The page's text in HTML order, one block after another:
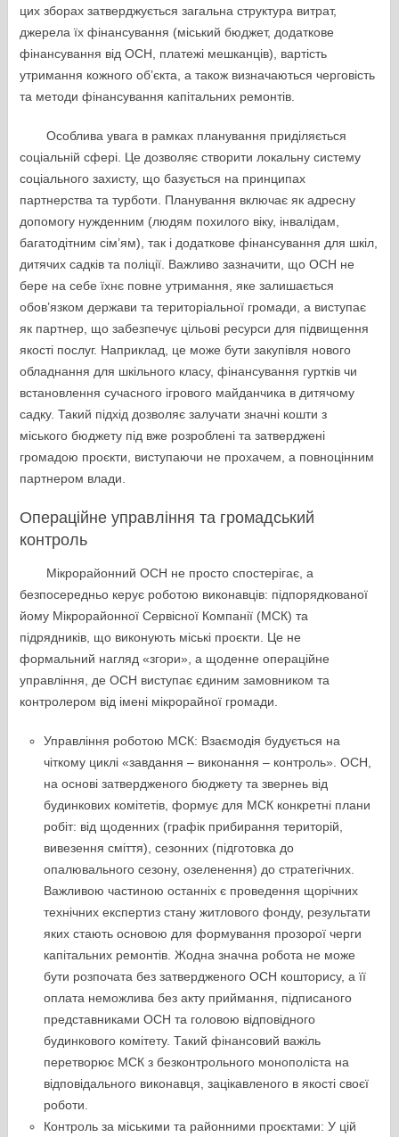
цих зборах затверджується загальна структура витрат,
джерела їх фінансування (міський бюджет, додаткове
фінансування від ОСН, платежі мешканців), вартість
утримання кожного об’єкта, а також визначаються черговість
та методи фінансування капітальних ремонтів.
Особлива увага в рамках планування приділяється
соціальній сфері. Це дозволяє створити локальну систему
соціального захисту, що базується на принципах
партнерства та турботи. Планування включає як адресну
допомогу нужденним (людям похилого віку, інвалідам,
багатодітним сім’ям), так і додаткове фінансування для шкіл,
дитячих садків та поліції. Важливо зазначити, що ОСН не
бере на себе їхнє повне утримання, яке залишається
обов’язком держави та територіальної громади, а виступає
як партнер, що забезпечує цільові ресурси для підвищення
якості послуг. Наприклад, це може бути закупівля нового
обладнання для шкільного класу, фінансування гуртків чи
встановлення сучасного ігрового майданчика в дитячому
садку. Такий підхід дозволяє залучати значні кошти з
міського бюджету під вже розроблені та затверджені
громадою проєкти, виступаючи не прохачем, а повноцінним
партнером влади.
Операційне управління та громадський
контроль
Мікрорайонний ОСН не просто спостерігає, а
безпосередньо керує роботою виконавців: підпорядкованої
йому Мікрорайонної Сервісної Компанії (МСК) та
підрядників, що виконують міські проєкти. Це не
формальний нагляд «згори», а щоденне операційне
управління, де ОСН виступає єдиним замовником та
контролером від імені мікрорайної громади.
Управління роботою МСК: Взаємодія будується на
чіткому циклі «завдання – виконання – контроль». ОСН,
на основі затвердженого бюджету та звернеь від
будинкових комітетів, формує для МСК конкретні плани
робіт: від щоденних (графік прибирання територій,
вивезення сміття), сезонних (підготовка до
опалювального сезону, озеленення) до стратегічних.
Важливою частиною останніх є проведення щорічних
технічних експертиз стану житлового фонду, результати
яких стають основою для формування прозорої черги
капітальних ремонтів. Жодна значна робота не може
бути розпочата без затвердженого ОСН кошторису, а її
оплата неможлива без акту приймання, підписаного
представниками ОСН та головою відповідного
будинкового комітету. Такий фінансовий важіль
перетворює МСК з безконтрольного монополіста на
відповідального виконавця, зацікавленого в якості своєї
роботи.
Контроль за міськими та районними проєктами: У цій